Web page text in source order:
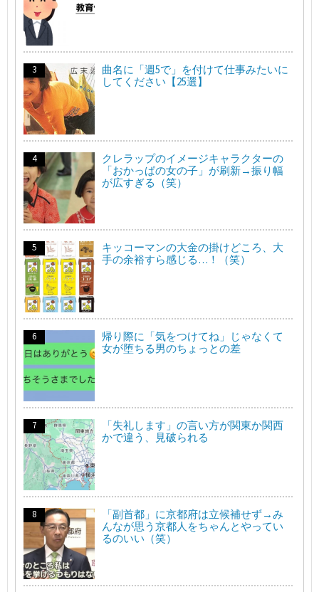
曲名に「週5で」を付けて仕事みたいに
してください【25選】
クレラップのイメージキャラクターの
「おかっぱの女の子」が刷新→振り幅
が広すぎる（笑）
キッコーマンの大金の掛けどころ、大
手の余裕すら感じる…！（笑）
帰り際に「気をつけてね」じゃなくて
女が堕ちる男のちょっとの差
「失礼します」の言い方が関東か関西
かで違う、見破られる
「副首都」に京都府は立候補せず→み
んなが思う京都人をちゃんとやってい
るのいい（笑）